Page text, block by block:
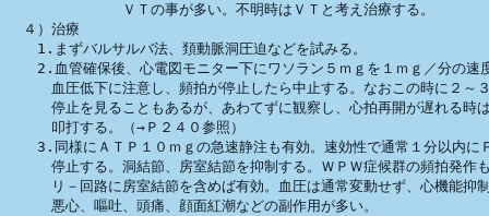
ＶＴの事が多い。不明時はＶＴと考え治療する。
４）治療
1.まずバルサルバ法、頚動脈洞圧迫などを試みる。
2.血管確保後、心電図モニター下にワソラン５ｍｇを１ｍｇ／分の速
血圧低下に注意し、頻拍が停止したら中止する。なおこの時に２～
停止を見ることもあるが、あわてずに観察し、心拍再開が遅れる時
叩打する。（→Ｐ２４０参照）
3.同様にＡＴＰ１０ｍｇの急速静注も有効。速効性で通常１分以内に
停止する。洞結節、房室結節を抑制する。ＷＰＷ症候群の頻拍発作
リ－回路に房室結節を含めば有効。血圧は通常変動せず、心機能抑
悪心、嘔吐、頭痛、顔面紅潮などの副作用が多い。